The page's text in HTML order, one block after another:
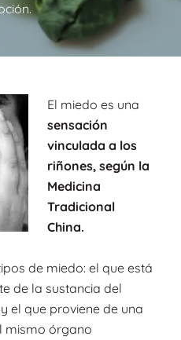
El miedo es una
sensación
vinculada a los
riñones, según la
Medicina
Tradicional
China.
de miedo: el que está
de la sustancia del
el que proviene de una
mismo órgano